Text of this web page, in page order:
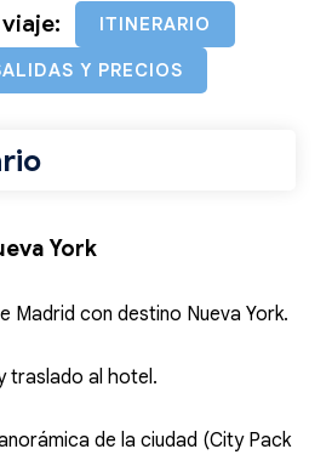
ITINERARIO
Y PRECIOS
York
Madrid con destino Nueva York.
traslado al hotel.
de la ciudad (City Pack